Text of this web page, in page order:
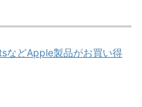
などApple製品がお買い得